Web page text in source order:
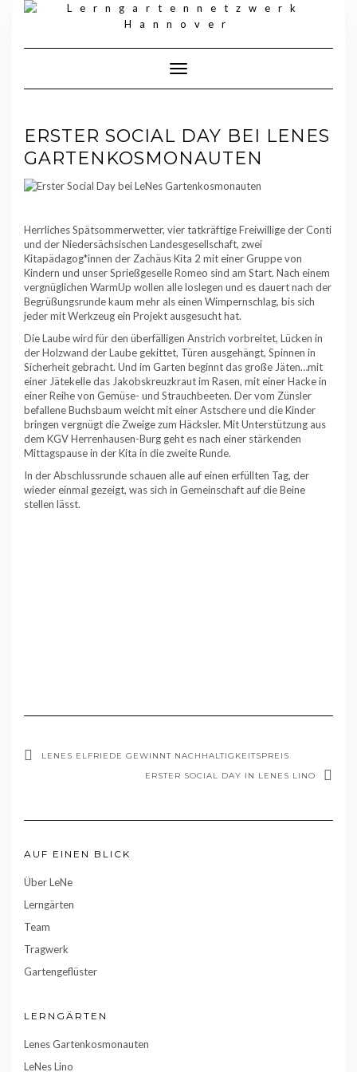
Toggle Navigation
ERSTER SOCIAL DAY BEI LENES
GARTENKOSMONAUTEN
Herrliches Spätsommerwetter, vier tatkräftige Freiwillige der Conti
und der Niedersächsischen Landesgesellschaft, zwei
Kitapädagog*innen der Zachäus Kita 2 mit einer Gruppe von
Kindern und unser Sprießgeselle Romeo sind am Start. Nach einem
vergnüglichen WarmUp wollen alle loslegen und es dauert nach der
Begrüßungsrunde kaum mehr als einen Wimpernschlag, bis sich
jeder mit Werkzeug ein Projekt ausgesucht hat.
Die Laube wird für den überfälligen Anstrich vorbreitet, Lücken in
der Holzwand der Laube gekittet, Türen ausgehängt, Spinnen in
Sicherheit gebracht. Und im Garten beginnt das große Jäten…mit
einer Jätekelle das Jakobskreuzkraut im Rasen, mit einer Hacke in
einer Reihe von Gemüse- und Strauchbeeten. Der vom Zünsler
befallene Buchsbaum weicht mit einer Astschere und die Kinder
bringen vergnügt die Zweige zum Häcksler. Mit Unterstützung aus
dem KGV Herrenhausen-Burg geht es nach einer stärkenden
Mittagspause in der Kita in die zweite Runde.
In der Abschlussrunde schauen alle auf einen erfüllten Tag, der
wieder einmal gezeigt, was sich in Gemeinschaft auf die Beine
stellen lässt.
LENES ELFRIEDE GEWINNT NACHHALTIGKEITSPREIS
ERSTER SOCIAL DAY IN LENES LINO
AUF EINEN BLICK
Über LeNe
Lerngärten
Team
Tragwerk
Gartengeflüster
LERNGÄRTEN
Lenes Gartenkosmonauten
LeNes Lino